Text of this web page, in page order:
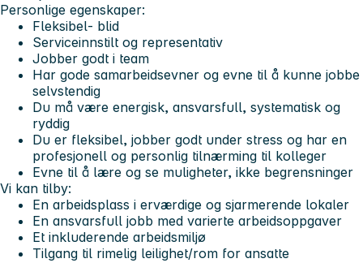
Personlige egenskaper:
Fleksibel- blid
Serviceinnstilt og representativ
Jobber godt i team
Har gode samarbeidsevner og evne til å kunne jobbe
selvstendig
Du må være energisk, ansvarsfull, systematisk og
ryddig
Du er fleksibel, jobber godt under stress og har en
profesjonell og personlig tilnærming til kolleger
Evne til å lære og se muligheter, ikke begrensninger
Vi kan tilby:
En arbeidsplass i erværdige og sjarmerende lokaler
En ansvarsfull jobb med varierte arbeidsoppgaver
Et inkluderende arbeidsmiljø
Tilgang til rimelig leilighet/rom for ansatte